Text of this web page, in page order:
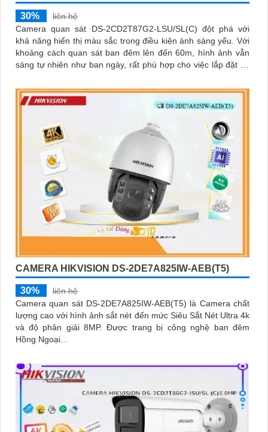
30%
liên hệ
Camera quan sát DS-2CD2T87G2-LSU/SL(C) đột phá với
khả năng hiển thị màu sắc trong điều kiện ánh sáng yếu. Với
khoảng cách quan sát ban đêm lên đến 60m, hình ảnh vẫn
sáng tự nhiên như ban ngày, rất phù hợp cho việc lắp đặt tại
CAMERA HIKVISION DS-2DE7A825IW-AEB(T5)
30%
liên hệ
Camera quan sát DS-2DE7A825IW-AEB(T5) là Camera chất
lượng cao với hình ảnh sắt nét đến mức Siêu Sắt Nét Ultra 4k
và độ phân giải 8MP. Được trang bị công nghệ ban đêm
Hồng Ngoại...